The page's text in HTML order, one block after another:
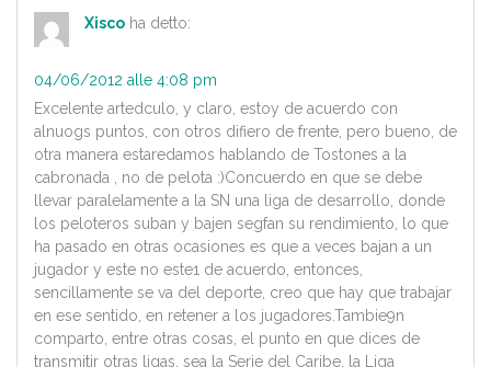
Xisco ha detto:
04/06/2012 alle 4:08 pm
Excelente artedculo, y claro, estoy de acuerdo con
alnuogs puntos, con otros difiero de frente, pero bueno, de
otra manera estaredamos hablando de Tostones a la
cabronada , no de pelota :)Concuerdo en que se debe
llevar paralelamente a la SN una liga de desarrollo, donde
los peloteros suban y bajen segfan su rendimiento, lo que
ha pasado en otras ocasiones es que a veces bajan a un
jugador y este no este1 de acuerdo, entonces,
sencillamente se va del deporte, creo que hay que trabajar
en ese sentido, en retener a los jugadores.Tambie9n
comparto, entre otras cosas, el punto en que dices de
transmitir otras ligas, sea la Serie del Caribe, la Liga